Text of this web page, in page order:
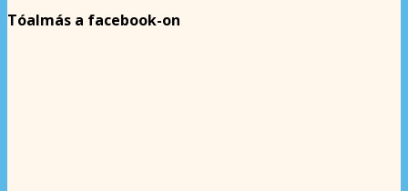
Tóalmás a facebook-on